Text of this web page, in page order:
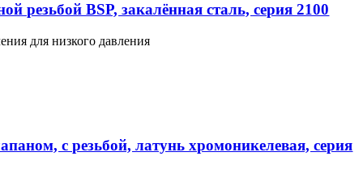
резьбой BSP, закалённая сталь, серия 2100
для низкого давления
с резьбой, латунь хромоникелевая, серия